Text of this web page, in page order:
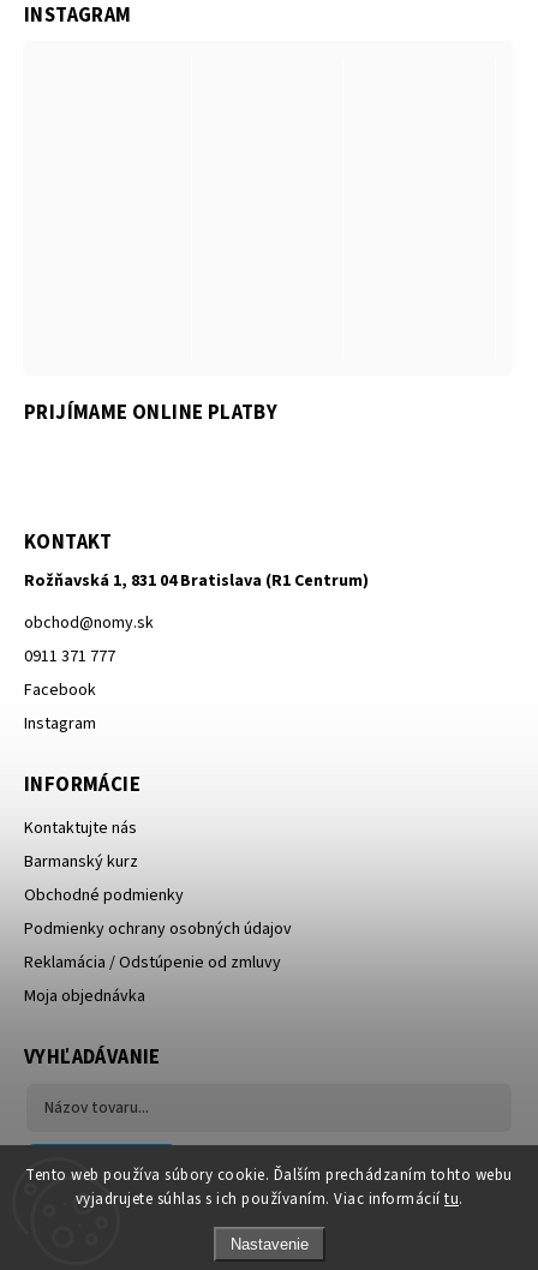
Tento web používa súbory cookie. Ďalším prechádzaním tohto webu
vyjadrujete súhlas s ich používaním. Viac informácií tu.
Nastavenie
PRIJÍMAME ONLINE PLATBY
KONTAKT
Rožňavská 1, 831 04 Bratislava (R1 Centrum)
obchod@nomy.sk
0911 371 777
Facebook
Instagram
INFORMÁCIE
Kontaktujte nás
Barmanský kurz
Obchodné podmienky
Podmienky ochrany osobných údajov
Reklamácia / Odstúpenie od zmluvy
Moja objednávka
VYHĽADÁVANIE
Hľadať
INSTAGRAM